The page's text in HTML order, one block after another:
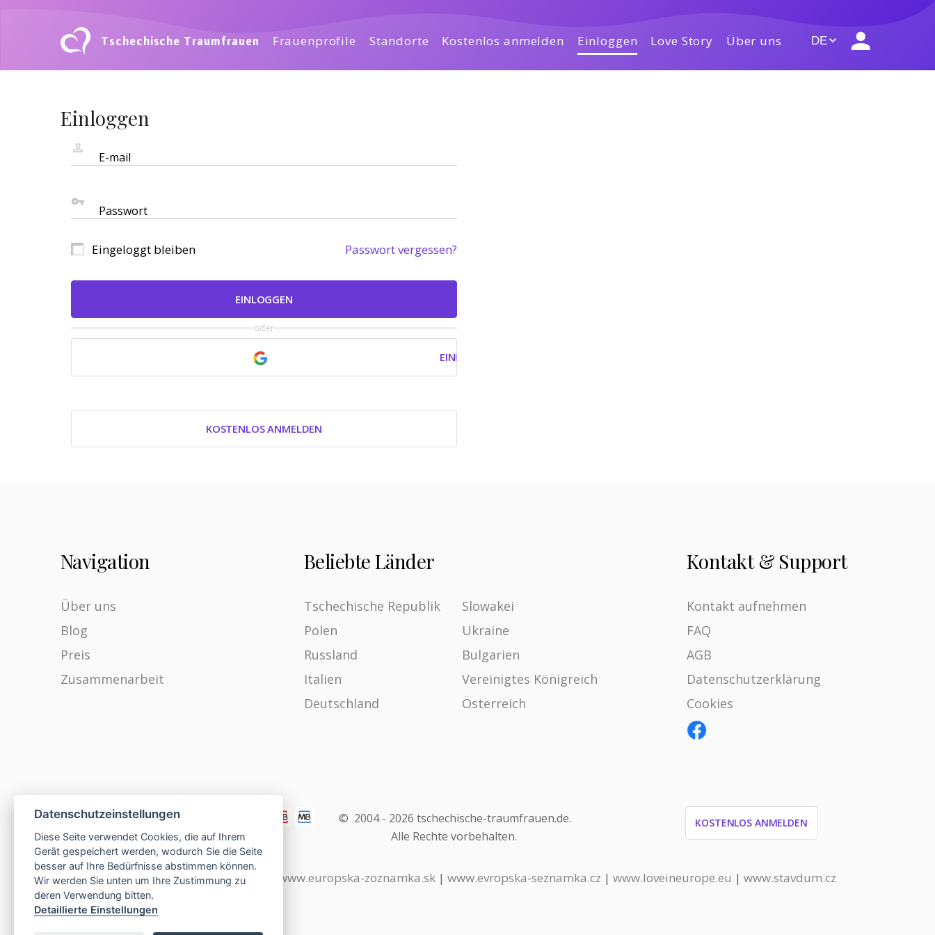
Tschechische Traumfrauen Frauenprofile Standorte Kostenlos anmelden Einloggen Love Story Über uns DE
Einloggen
E-mail
Passwort
Eingeloggt bleiben Passwort vergessen?
EINLOGGEN
oder
EINLOGGEN MIT GOOGLE
KOSTENLOS ANMELDEN
Navigation
Über uns
Blog
Preis
Zusammenarbeit
Beliebte Länder
Tschechische Republik
Polen
Russland
Italien
Deutschland
Slowakei
Ukraine
Bulgarien
Vereinigtes Königreich
Österreich
Kontakt & Support
Kontakt aufnehmen
FAQ
AGB
Datenschutzerklärung
Cookies
© 2004 - 2026 tschechische-traumfrauen.de.
Alle Rechte vorbehalten.
KOSTENLOS ANMELDEN
www.czech-single-women.com www.europska-zoznamka.sk | www.evropska-seznamka.cz | www.loveineurope.eu | www.stavdum.cz
Datenschutzeinstellungen
Diese Seite verwendet Cookies, die auf Ihrem
Gerät gespeichert werden, wodurch Sie die Seite
besser auf Ihre Bedürfnisse abstimmen können.
Wir werden Sie unten um Ihre Zustimmung zu
deren Verwendung bitten.
Detaillierte Einstellungen